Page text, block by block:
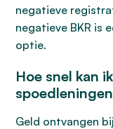
negatieve
negatieve BKR is
optie.
Hoe snel kan
Geld ontvangen